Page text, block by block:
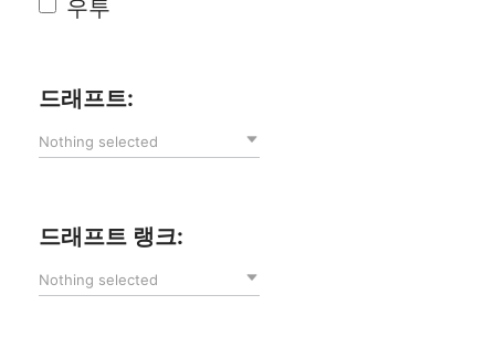
우투
드래프트:
Nothing selected
드래프트 랭크:
Nothing selected